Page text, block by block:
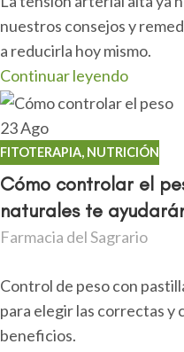
nuestros consejos y
a reducirla hoy mismo.
Continuar leyendo
23Ago
FITOTERAPIA, NUTRICIÓN
Cómo controlar el
naturales te
Farmacia del Sagrario
Control de peso con
para elegir las correctas y
beneficios.